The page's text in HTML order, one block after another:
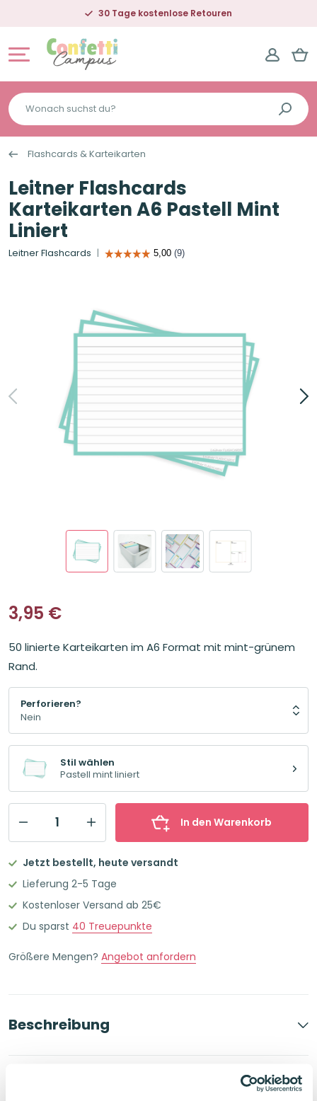
30 Tage kostenlose Retouren
Wonach
suchst
du?
Flashcards & Karteikarten
Leitner Flashcards
Karteikarten A6 Pastell Mint
Liniert
Leitner Flashcards
3,95 €
50 linierte Karteikarten im A6 Format mit mint-grünem
Rand.
Perforieren?
Stil wählen
Pastell mint liniert
Karteikarten
A6
Pastell
Mint
In den Warenkorb
Jetzt bestellt, heute versandt
Lieferung 2-5 Tage
Kostenloser Versand ab 25€
Du sparst 40 Treuepunkte
Größere Mengen? Angebot anfordern
Beschreibung